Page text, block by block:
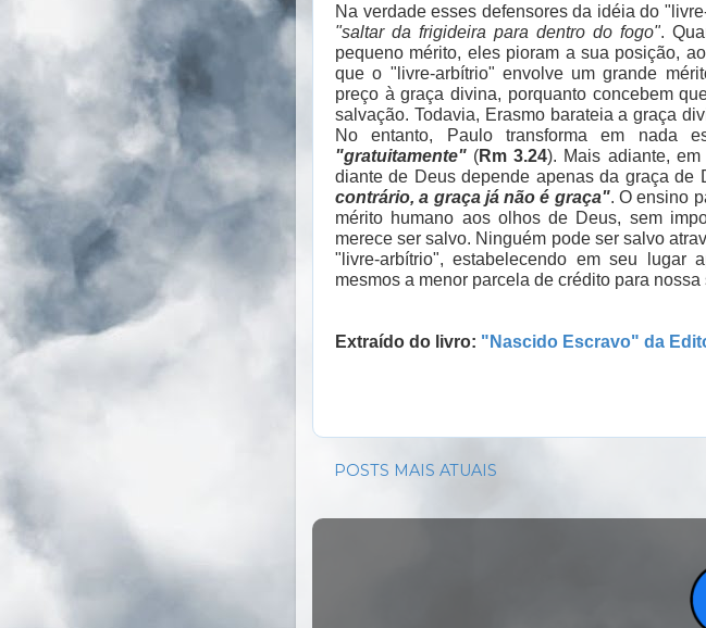
Na verdade esses defensores da idéia do
"saltar da frigideira para dentro do fogo".
pequeno mérito, eles pioram a sua posição,
que o "livre-arbítrio" envolve um grande
preço à graça divina, porquanto concebem
salvação. Todavia, Erasmo barateia a graça
No entanto, Paulo transforma em nada
"gratuitamente" (Rm 3.24). Mais adiante, em
diante de Deus depende apenas da graça de
contrário, a graça já não é graça". O ensino
mérito humano aos olhos de Deus, sem
merece ser salvo. Ninguém pode ser salvo
"livre-arbítrio", estabelecendo em seu
mesmos a menor parcela de crédito para
Extraído do livro: "Nascido Escravo" da
POSTS MAIS ATUAIS